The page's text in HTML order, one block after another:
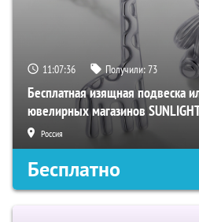
11:07:35 Получили:73
Бесплатная изящная подвеска
ювелирных магазинов
Россия
Бесплатно